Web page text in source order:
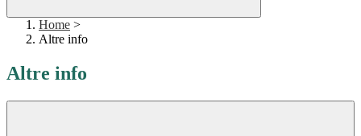
Home >
Altre info
Altre info